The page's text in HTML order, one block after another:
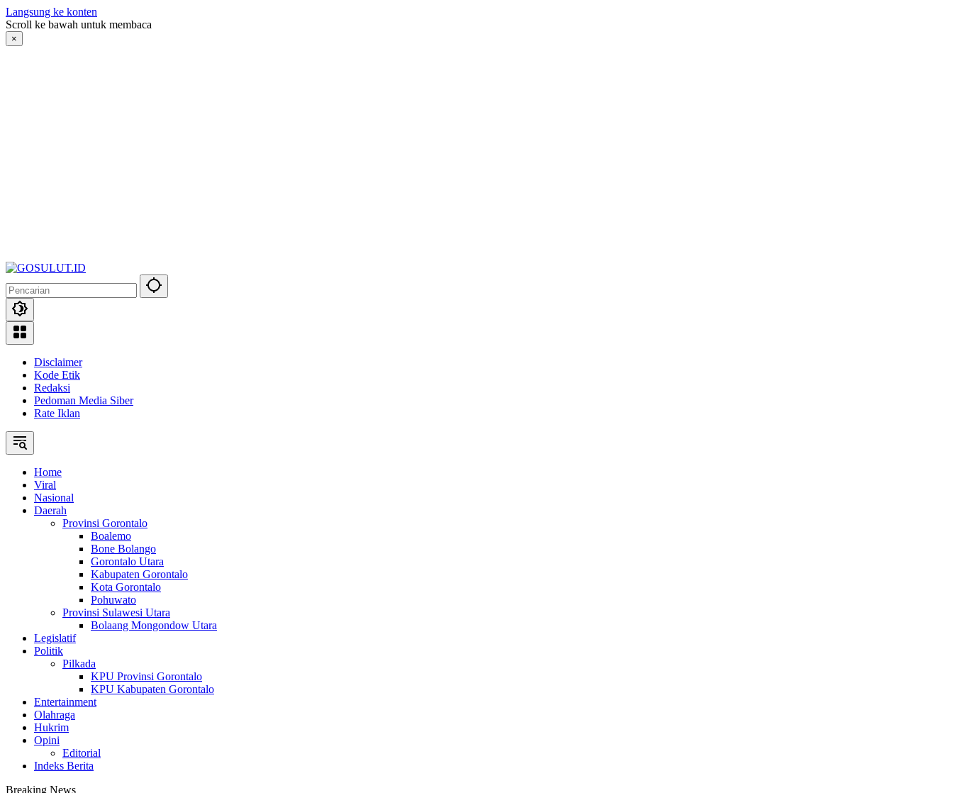
Langsung ke konten
Scroll ke bawah untuk membaca
×
Disclaimer
Kode Etik
Redaksi
Pedoman Media Siber
Rate Iklan
Home
Viral
Nasional
Daerah
Provinsi Gorontalo
Boalemo
Bone Bolango
Gorontalo Utara
Kabupaten Gorontalo
Kota Gorontalo
Pohuwato
Provinsi Sulawesi Utara
Bolaang Mongondow Utara
Legislatif
Politik
Pilkada
KPU Provinsi Gorontalo
KPU Kabupaten Gorontalo
Entertainment
Olahraga
Hukrim
Opini
Editorial
Indeks Berita
Breaking News